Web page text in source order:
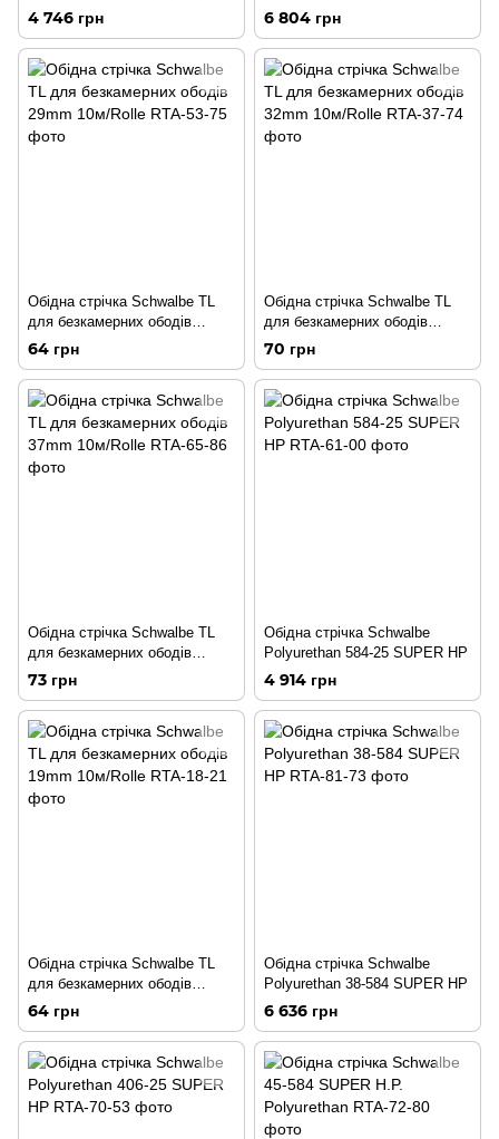
4 746 грн
H.P.
6 804 грн
Обідна стрічка Schwalbe TL
для безкамерних ободів
29mm 10м/Rolle
64 грн
Обідна стрічка Schwalbe TL
для безкамерних ободів
32mm 10м/Rolle
70 грн
Обідна стрічка Schwalbe TL
для безкамерних ободів
37mm 10м/Rolle
73 грн
Обідна стрічка Schwalbe
Polyurethan 584-25 SUPER HP
4 914 грн
Обідна стрічка Schwalbe TL
для безкамерних ободів
19mm 10м/Rolle
64 грн
Обідна стрічка Schwalbe
Polyurethan 38-584 SUPER HP
6 636 грн